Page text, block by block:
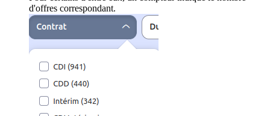
d'offres correspondant.